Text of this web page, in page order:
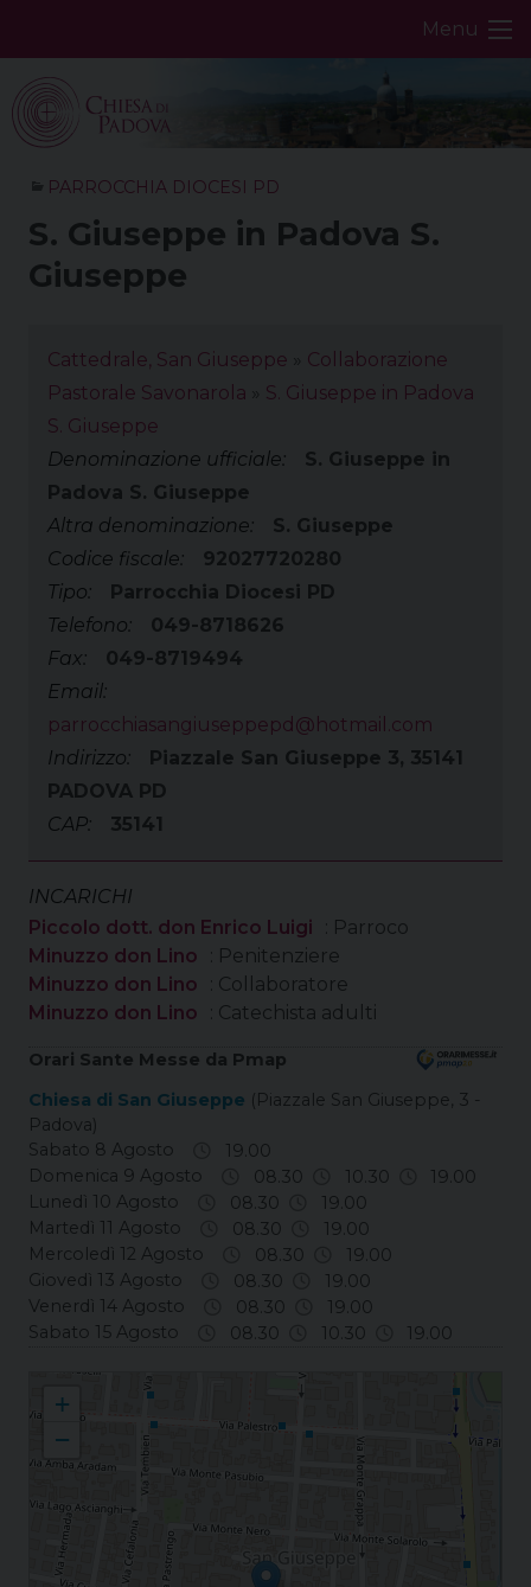
Menu
PARROCCHIA DIOCESI PD
S. Giuseppe in Padova S.
Giuseppe
Cattedrale, San Giuseppe
Collaborazione
Pastorale Savonarola
S. Giuseppe in Padova
S. Giuseppe
Denominazione ufficiale:
S. Giuseppe in
Padova S. Giuseppe
Altra denominazione:
S. Giuseppe
Codice fiscale:
92027720280
Tipo:
Parrocchia Diocesi PD
Telefono:
049-8718626
Fax:
049-8719494
Email:
parrocchiasangiuseppepd@hotmail.com
Indirizzo:
Piazzale San Giuseppe 3, 35141
PADOVA PD
CAP:
35141
INCARICHI
Piccolo dott. don Enrico Luigi
: Parroco
Minuzzo don Lino
: Penitenziere
Minuzzo don Lino
: Collaboratore
Minuzzo don Lino
: Catechista adulti
Orari Sante Messe da Pmap
Chiesa di San Giuseppe (Piazzale San Giuseppe, 3 -
Padova)
Sabato 8 Agosto
19.00
Domenica 9 Agosto
08.30 10.30
19.00
Lunedì 10 Agosto
08.30
19.00
Martedì 11 Agosto
08.30
19.00
Mercoledì 12 Agosto
08.30
19.00
Giovedì 13 Agosto
08.30
19.00
Venerdì 14 Agosto
08.30
19.00
Sabato 15 Agosto
08.30 10.30 19.00
S. Giuseppe in Padova S. Giuseppe
+
−